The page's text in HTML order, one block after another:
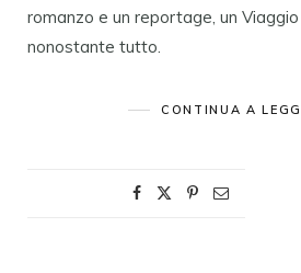
romanzo e un reportage, un Viaggio
nonostante tutto.
CONTINUA A